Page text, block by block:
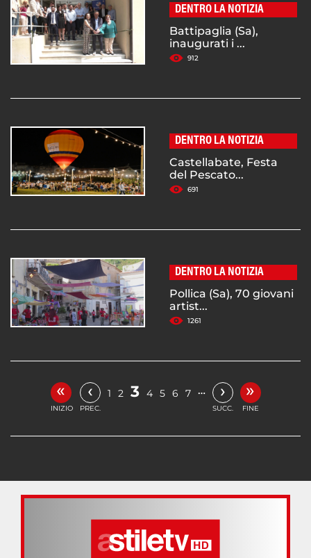
DENTRO LA NOTIZIA
Battipaglia (Sa),
inaugurati i ...
912
DENTRO LA NOTIZIA
Castellabate, Festa
del Pescato...
691
DENTRO LA NOTIZIA
Pollica (Sa), 70 giovani
artist...
1261
«
INIZIO
‹
PREC.
1 2 3 4 5 6 7 … ›
SUCC.
»
FINE